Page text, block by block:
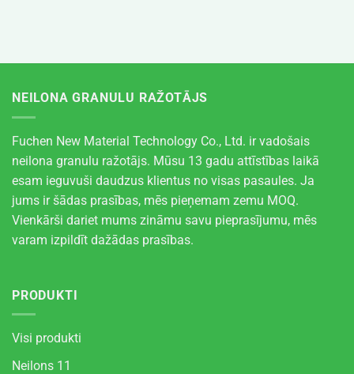
NEILONA GRANULU RAŽOTĀJS
Fuchen New Material Technology Co., Ltd. ir vadošais
neilona granulu ražotājs. Mūsu 13 gadu attīstības laikā
esam ieguvuši daudzus klientus no visas pasaules. Ja
jums ir šādas prasības, mēs pieņemam zemu MOQ.
Vienkārši dariet mums zināmu savu pieprasījumu, mēs
varam izpildīt dažādas prasības.
PRODUKTI
Visi produkti
Neilons 11